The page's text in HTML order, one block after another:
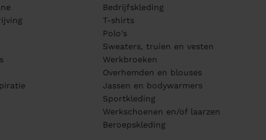
Bedrijfskleding
T-shirts
Polo's
Sweaters, truien en vesten
Werkbroeken
Overhemden en blouses
Jassen en bodywarmers
Sportkleding
Werkschoenen en/of laarzen
Beroepskleding